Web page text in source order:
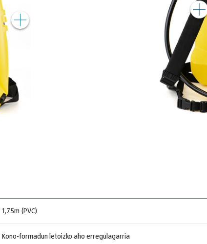
1,75m (PVC)
Kono-formadun letoizko aho erregulagarria